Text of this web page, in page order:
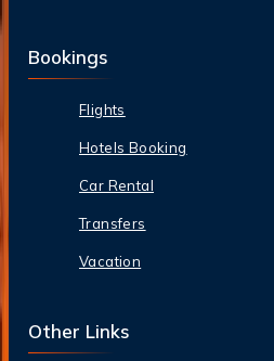
Bookings
Flights
Hotels Booking
Car Rental
Transfers
Vacation
Other Links